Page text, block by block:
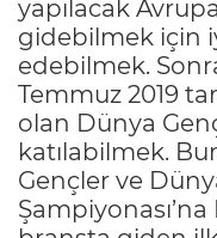
yapılacak
gidebilmek için
edebilmek.
Temmuz 2019
olan Dünya
katılabilmek.
Gençler ve